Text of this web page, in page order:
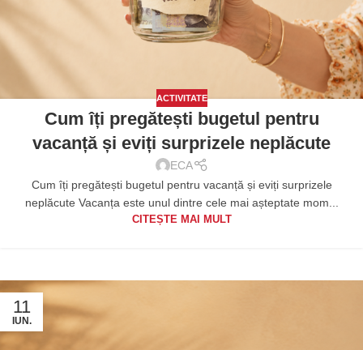
ACTIVITATE
Cum îți pregătești bugetul pentru
vacanță și eviți surprizele neplăcute
ECA
Cum îți pregătești bugetul pentru vacanță și eviți surprizele
neplăcute Vacanța este unul dintre cele mai așteptate mom...
CITEȘTE MAI MULT
11
IUN.